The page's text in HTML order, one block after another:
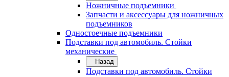
Ножничные подъемники
Запчасти и аксессуары для ножничных
подъемников
Одностоечные подъемники
Подставки под автомобиль. Стойки
механические
Назад
Подставки под автомобиль. Стойки